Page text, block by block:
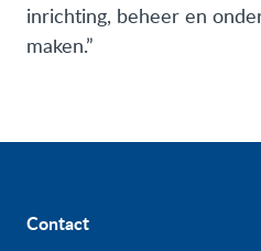
inrichting, beheer en
maken.”
Contact